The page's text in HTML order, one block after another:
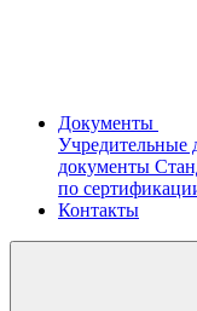
Документы
Учредительные
документы
по
Контакты